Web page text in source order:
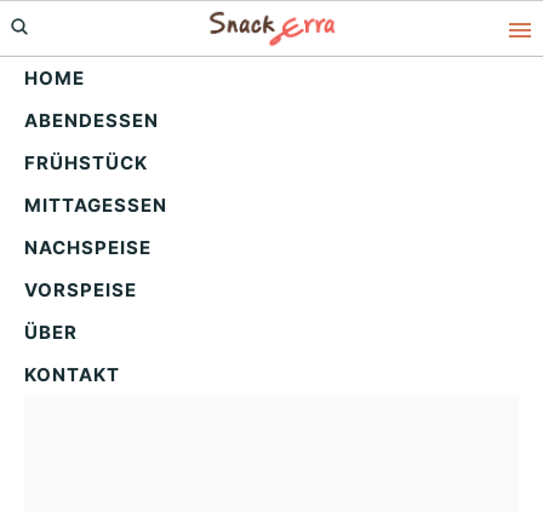
Skip
to
primary
navigation
Skip
to
main
content
Skip
to
primary
sidebar
HOME
ABENDESSEN
FRÜHSTÜCK
MITTAGESSEN
NACHSPEISE
VORSPEISE
ÜBER
KONTAKT
Omas herzhaft-saftiger
Hackbraten Genuss